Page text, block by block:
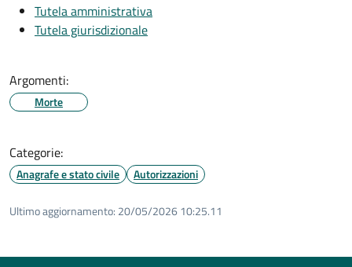
Tutela amministrativa
Tutela giurisdizionale
Argomenti:
Morte
Categorie:
Anagrafe e stato civile Autorizzazioni
Ultimo aggiornamento: 20/05/2026 10:25.11